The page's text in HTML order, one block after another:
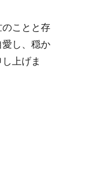
ことと存
愛し、穏か
上げま